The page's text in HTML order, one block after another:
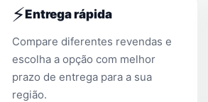
⚡Entrega rápida
Compare diferentes revendas e
escolha a opção com melhor
prazo de entrega para a sua
região.